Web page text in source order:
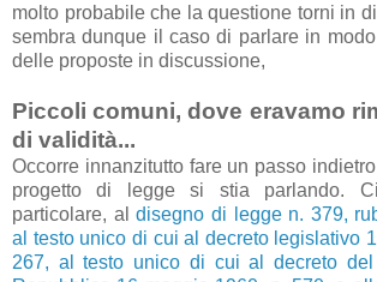
molto probabile che la questione torni in
sembra dunque il caso di parlare in
delle proposte in discussione,
Piccoli comuni, dove eravamo
di validità...
Occorre innanzitutto fare un passo
progetto di legge si stia parlando.
particolare, aldisegno di legge n. 379,
al testo unico di cui al decreto legislativo
267, al testo unico di cui al decreto del